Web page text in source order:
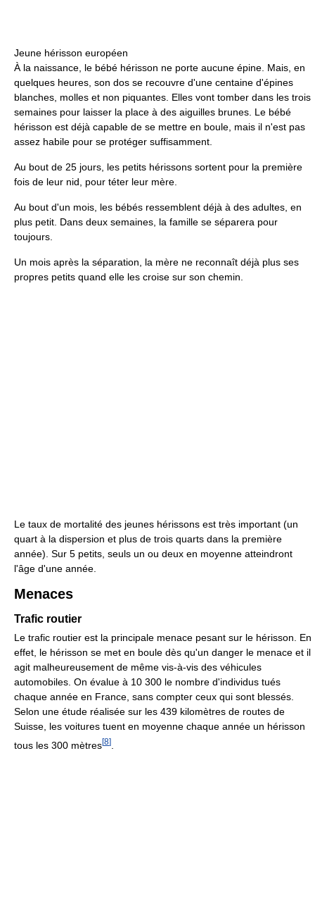
Jeune hérisson européen
À la naissance, le bébé hérisson ne porte aucune épine. Mais, en
quelques heures, son dos se recouvre d'une centaine d'épines
blanches, molles et non piquantes. Elles vont tomber dans les trois
semaines pour laisser la place à des aiguilles brunes. Le bébé
hérisson est déjà capable de se mettre en boule, mais il n'est pas
assez habile pour se protéger suffisamment.
Au bout de 25 jours, les petits hérissons sortent pour la première
fois de leur nid, pour téter leur mère.
Au bout d'un mois, les bébés ressemblent déjà à des adultes, en
plus petit. Dans deux semaines, la famille se séparera pour
toujours.
Un mois après la séparation, la mère ne reconnaît déjà plus ses
propres petits quand elle les croise sur son chemin.
Le taux de mortalité des jeunes hérissons est très important (un
quart à la dispersion et plus de trois quarts dans la première
année). Sur 5 petits, seuls un ou deux en moyenne atteindront
l'âge d'une année.
Menaces
Trafic routier
Le trafic routier est la principale menace pesant sur le hérisson. En
effet, le hérisson se met en boule dès qu'un danger le menace et il
agit malheureusement de même vis-à-vis des véhicules
automobiles. On évalue à 10 300 le nombre d'individus tués
chaque année en France, sans compter ceux qui sont blessés.
Selon une étude réalisée sur les 439 kilomètres de routes de
Suisse, les voitures tuent en moyenne chaque année un hérisson
tous les 300 mètres[8]